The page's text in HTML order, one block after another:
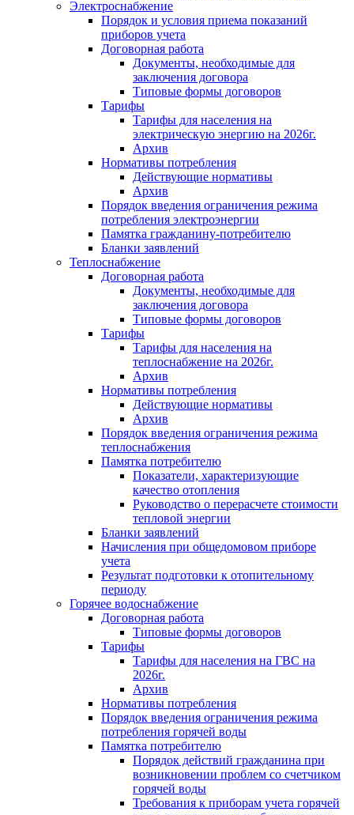
Электроснабжение
Порядок и условия приема показаний
приборов учета
Договорная работа
Документы, необходимые для
заключения договора
Типовые формы договоров
Тарифы
Тарифы для населения на
электрическую энергию на 2026г.
Архив
Нормативы потребления
Действующие нормативы
Архив
Порядок введения ограничения режима
потребления электроэнергии
Памятка гражданину-потребителю
Бланки заявлений
Теплоснабжение
Договорная работа
Документы, необходимые для
заключения договора
Типовые формы договоров
Тарифы
Тарифы для населения на
теплоснабжение на 2026г.
Архив
Нормативы потребления
Действующие нормативы
Архив
Порядок введения ограничения режима
теплоснабжения
Памятка потребителю
Показатели, характеризующие
качество отопления
Руководство о перерасчете стоимости
тепловой энергии
Бланки заявлений
Начисления при общедомовом приборе
учета
Результат подготовки к отопительному
периоду
Горячее водоснабжение
Договорная работа
Типовые формы договоров
Тарифы
Тарифы для населения на ГВС на
2026г.
Архив
Нормативы потребления
Порядок введения ограничения режима
потребления горячей воды
Памятка потребителю
Порядок действий гражданина при
возникновении проблем со счетчиком
горячей воды
Требования к приборам учета горячей